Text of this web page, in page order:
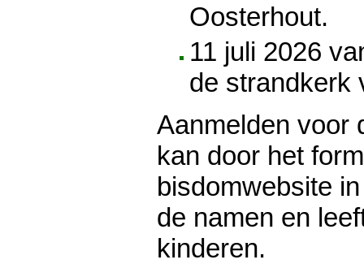
Oosterhout.
11 juli 2026
de strandkerk
Aanmelden voor
kan door het
bisdomwebsite
de namen en
kinderen.